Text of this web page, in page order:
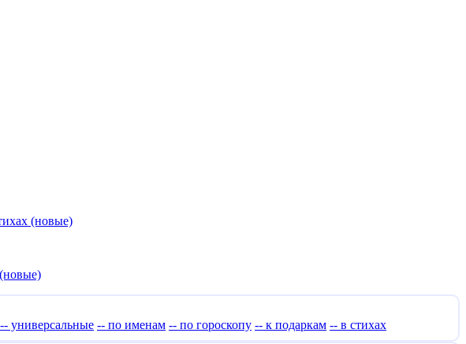
(новые)
-- универсальные -- по именам -- по гороскопу -- к подаркам -- в стихах